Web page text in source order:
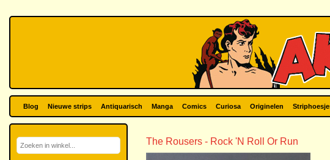
Blog Nieuwe strips Antiquarisch Manga Comics Curiosa Originelen
The Rousers - Rock 'N Roll Or Run